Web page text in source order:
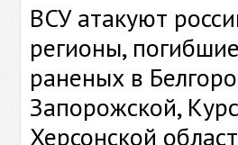
ВСУ атакуют
регионы,
раненых в
Запорожской,
Херсонской